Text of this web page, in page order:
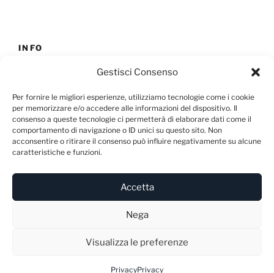
Gestisci Consenso
Per fornire le migliori esperienze, utilizziamo tecnologie come i cookie
per memorizzare e/o accedere alle informazioni del dispositivo. Il
consenso a queste tecnologie ci permetterà di elaborare dati come il
comportamento di navigazione o ID unici su questo sito. Non
acconsentire o ritirare il consenso può influire negativamente su alcune
caratteristiche e funzioni.
Accetta
Nega
Visualizza le preferenze
PrivacyPrivacy
INFO
info@blunme.com
NEWSLETTER